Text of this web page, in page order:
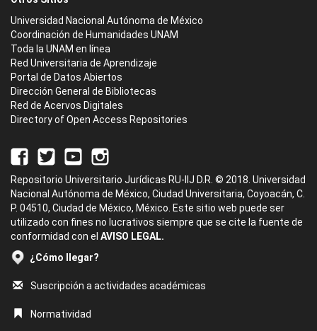
Universidad Nacional Autónoma de México
Coordinación de Humanidades UNAM
Toda la UNAM en línea
Red Universitaria de Aprendizaje
Portal de Datos Abiertos
Dirección General de Bibliotecas
Red de Acervos Digitales
Directory of Open Access Repositories
Repositorio Universitario Jurídicas RU-IIJ D.R. © 2018. Universidad
Nacional Autónoma de México, Ciudad Universitaria, Coyoacán, C.
P. 04510, Ciudad de México, México. Este sitio web puede ser
utilizado con fines no lucrativos siempre que se cite la fuente de
conformidad con el AVISO LEGAL.
¿Cómo llegar?
Suscripción a actividades académicas
Normatividad